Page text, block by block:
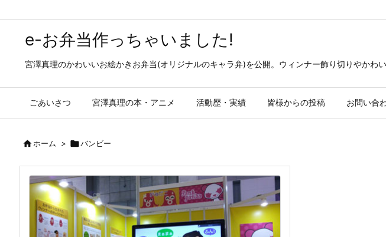
e-お弁当作っちゃいました!
宮澤真理のかわいいお絵かきお弁当(オリジナルのキャラ弁)を公開。ウィンナー飾り切りやかわ
ごあいさつ 宮澤真理の本・アニメ 活動歴・実績 皆様からの投稿 お問い合
ホーム > バンビー